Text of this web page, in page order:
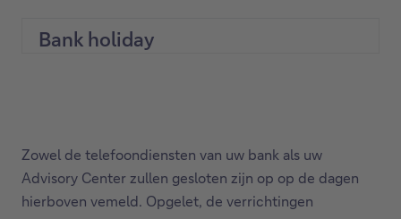
Bank holiday
Zowel de telefoondiensten van uw bank als uw
Advisory Center zullen gesloten zijn op op de dagen
hierboven vemeld. Opgelet, de verrichtingen